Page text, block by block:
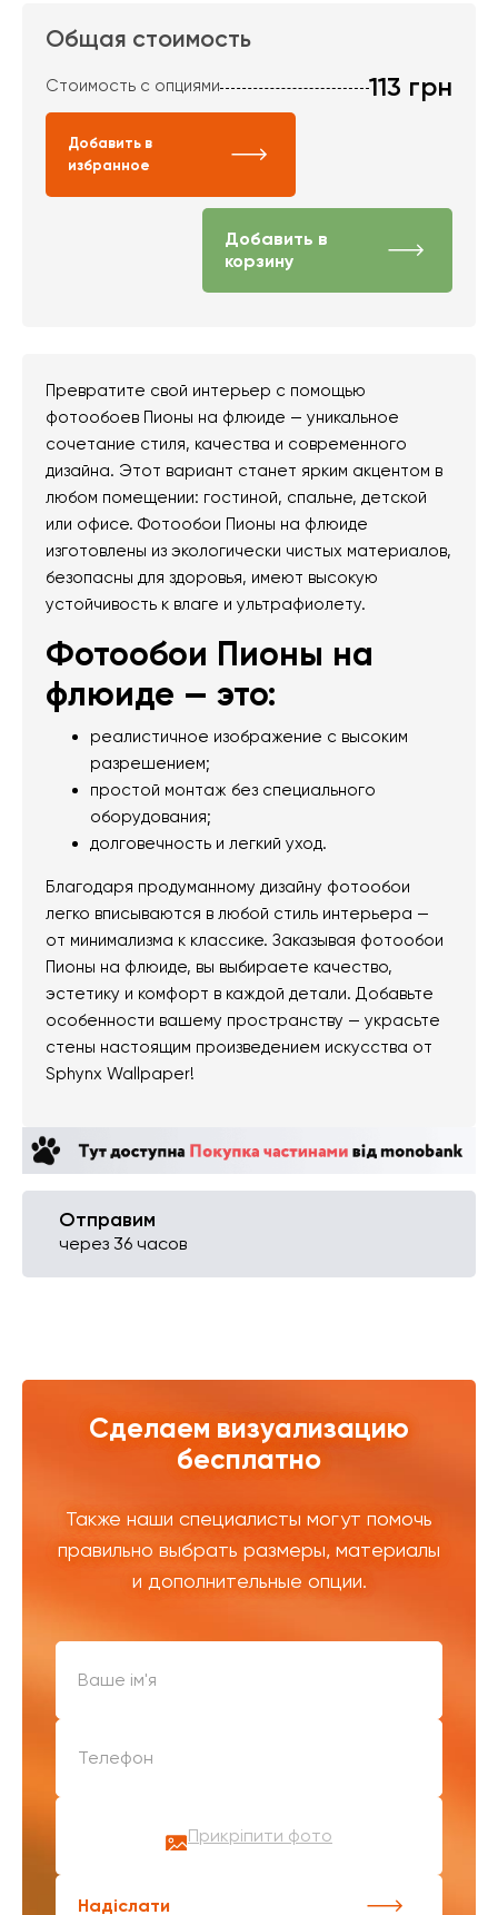
Общая стоимость
Стоимость с опциями 113 грн
Добавить в
избранное
Добавить в
корзину
Превратите свой интерьер с помощью
фотообоев Пионы на флюиде — уникальное
сочетание стиля, качества и современного
дизайна. Этот вариант станет ярким акцентом в
любом помещении: гостиной, спальне, детской
или офисе. Фотообои Пионы на флюиде
изготовлены из экологически чистых материалов,
безопасны для здоровья, имеют высокую
устойчивость к влаге и ультрафиолету.
Фотообои Пионы на
флюиде — это:
реалистичное изображение с высоким
разрешением;
простой монтаж без специального
оборудования;
долговечность и легкий уход.
Благодаря продуманному дизайну фотообои
легко вписываются в любой стиль интерьера —
от минимализма к классике. Заказывая фотообои
Пионы на флюиде, вы выбираете качество,
эстетику и комфорт в каждой детали. Добавьте
особенности вашему пространству — украсьте
стены настоящим произведением искусства от
Sphynx Wallpaper!
Отправим
через 36 часов
Сделаем визуализацию
бесплатно
Также наши специалисты могут помочь
правильно выбрать размеры, материалы
и дополнительные опции.
Прикріпити фото
Надіслати